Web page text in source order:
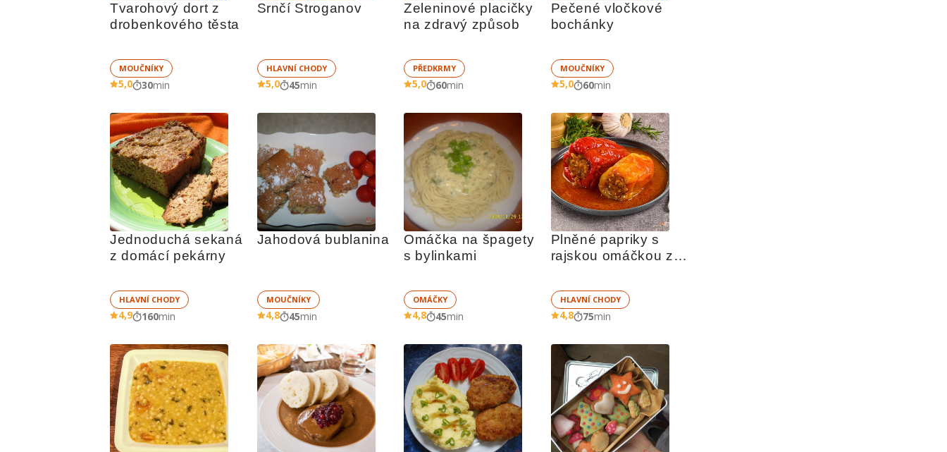
Tvarohový dort z
drobenkového těsta
MOUČNÍKY
5,0 30min
Srnčí Stroganov
HLAVNÍ CHODY
5,0 45min
Zeleninové placičky
na zdravý způsob
PŘEDKRMY
5,0 60min
Pečené vločkové
bochánky
MOUČNÍKY
5,0 60min
Jednoduchá sekaná
z domácí pekárny
HLAVNÍ CHODY
4,9 160min
Jahodová bublanina
MOUČNÍKY
4,8 45min
Omáčka na špagety
s bylinkami
OMÁČKY
4,8 45min
Plněné papriky s
rajskou omáčkou z
HLAVNÍ CHODY
4,8 75min